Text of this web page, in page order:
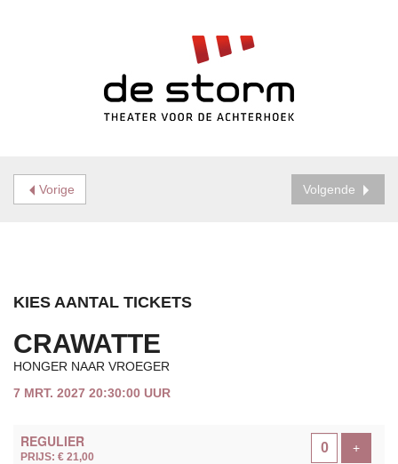
Vorige Volgende
KIES AANTAL TICKETS
CRAWATTE
HONGER NAAR VROEGER
7 MRT. 2027 20:30:00 UUR
REGULIER
PRIJS: € 21,00
+Voeg